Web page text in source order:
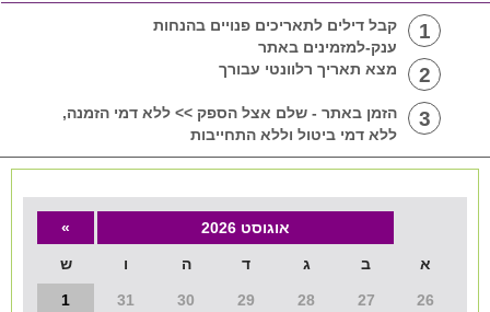
ספקים לחתונה מומלצים
קבלו ייעוץ בחינם
קבוצת וואטסאפ-ספקים עונים LIVE
שירות אישי בקליק
1
קבל דילים לתאריכים פנויים בהנחות
ענק-למזמינים באתר
2 מצא תאריך רלוונטי עבורך
3
הזמן באתר - שלם אצל הספק >> ללא דמי הזמנה,
ללא דמי ביטול וללא התחייבות
אוגוסט 2026 »
א ב ג ד ה ו ש
26
27
28
29
30
31
1